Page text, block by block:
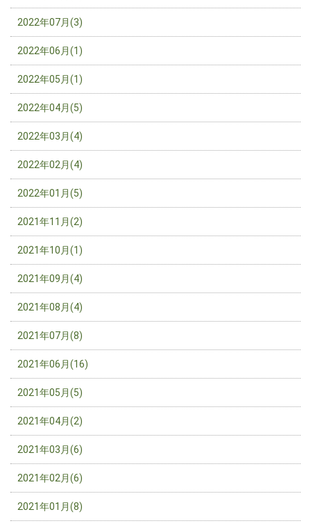
2022年07月(3)
2022年06月(1)
2022年05月(1)
2022年04月(5)
2022年03月(4)
2022年02月(4)
2022年01月(5)
2021年11月(2)
2021年10月(1)
2021年09月(4)
2021年08月(4)
2021年07月(8)
2021年06月(16)
2021年05月(5)
2021年04月(2)
2021年03月(6)
2021年02月(6)
2021年01月(8)